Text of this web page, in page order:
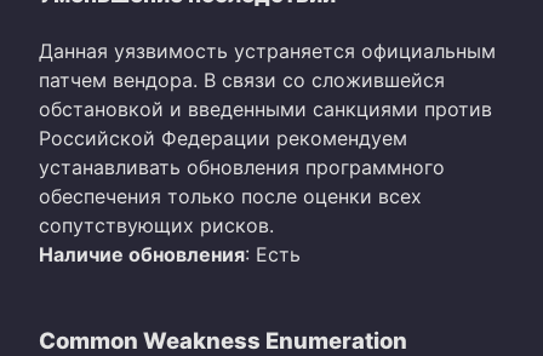
Данная уязвимость устраняется официальным
патчем вендора. В связи со сложившейся
обстановкой и введенными санкциями против
Российской Федерации рекомендуем
устанавливать обновления программного
обеспечения только после оценки всех
сопутствующих рисков.
Наличие обновления: Есть
Common Weakness Enumeration